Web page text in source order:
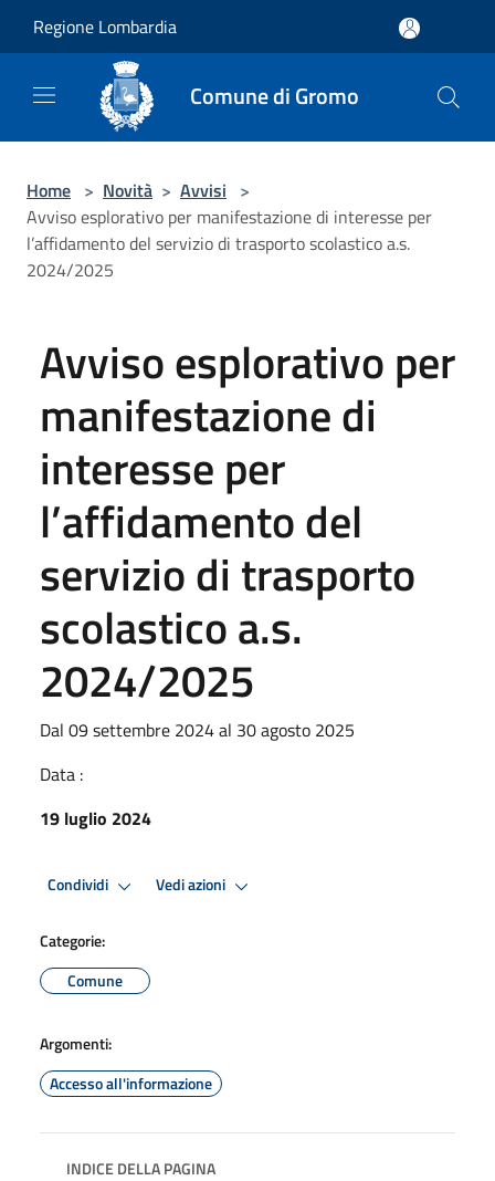
Regione Lombardia
Comune di Gromo
Home > Novità > Avvisi >
Avviso esplorativo per manifestazione di interesse per
l’affidamento del servizio di trasporto scolastico a.s.
2024/2025
Avviso esplorativo per
manifestazione di
interesse per
l’affidamento del
servizio di trasporto
scolastico a.s.
2024/2025
Dal 09 settembre 2024 al 30 agosto 2025
Data :
19 luglio 2024
Condividi Vedi azioni
Categorie:
Comune
Argomenti:
Accesso all'informazione
INDICE DELLA PAGINA